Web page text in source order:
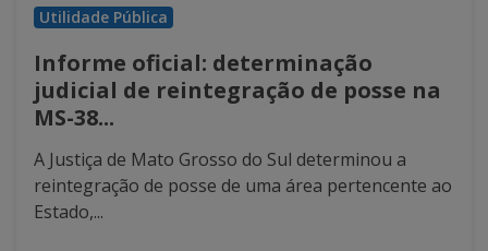
Utilidade Pública
Informe oficial: determinação
judicial de reintegração de posse na
MS-38...
A Justiça de Mato Grosso do Sul determinou a
reintegração de posse de uma área pertencente ao
Estado,...